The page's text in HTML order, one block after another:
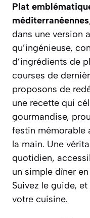
Plat
méditerranéennes
dans une version
qu’ingénieuse,
d’ingrédients de
courses de
proposons de
une recette qui
gourmandise,
festin mémorable
la main. Une
quotidien,
un simple dîner
Suivez le guide,
votre cuisine.